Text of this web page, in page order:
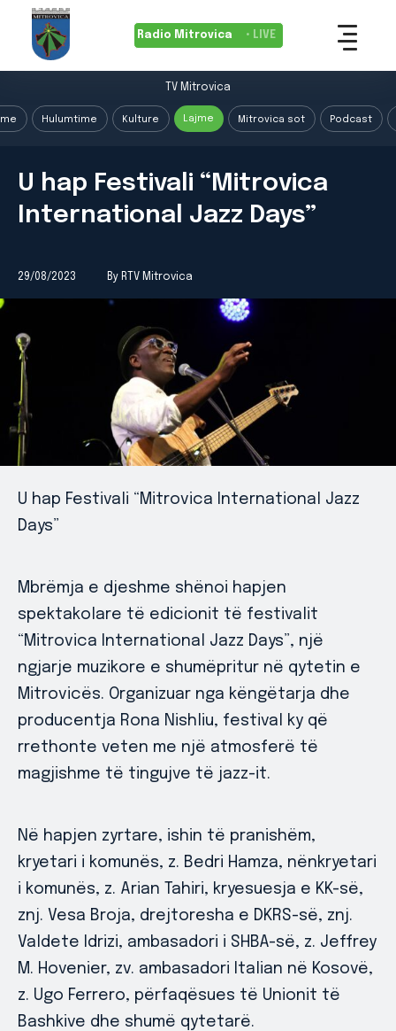
Radio Mitrovica • LIVE
TV Mitrovica
Hulumtime Kulture Lajme Mitrovica sot Podcast
U hap Festivali “Mitrovica
International Jazz Days”
29/08/2023 By RTV Mitrovica
U hap Festivali “Mitrovica International Jazz
Days”
Mbrëmja e djeshme shënoi hapjen
spektakolare të edicionit të festivalit
“Mitrovica International Jazz Days”, një
ngjarje muzikore e shumëpritur në qytetin e
Mitrovicës. Organizuar nga këngëtarja dhe
producentja Rona Nishliu, festival ky që
rrethonte veten me një atmosferë të
magjishme të tingujve të jazz-it.
Në hapjen zyrtare, ishin të pranishëm,
kryetari i komunës, z. Bedri Hamza, nënkryetari
i komunës, z. Arian Tahiri, kryesuesja e KK-së,
znj. Vesa Broja, drejtoresha e DKRS-së, znj.
Valdete Idrizi, ambasadori i SHBA-së, z. Jeffrey
M. Hovenier, zv. ambasadori Italian në Kosovë,
z. Ugo Ferrero, përfaqësues të Unionit të
Bashkive dhe shumë qytetarë.